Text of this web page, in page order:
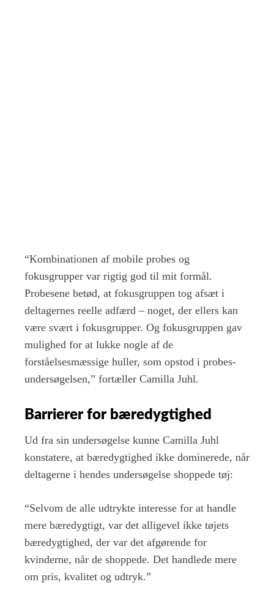
“Kombinationen af mobile probes og
fokusgrupper var rigtig god til mit formål.
Probesene betød, at fokusgruppen tog afsæt i
deltagernes reelle adfærd – noget, der ellers kan
være svært i fokusgrupper. Og fokusgruppen gav
mulighed for at lukke nogle af de
forståelsesmæssige huller, som opstod i probes-
undersøgelsen,” fortæller Camilla Juhl.
Barrierer for bæredygtighed
Ud fra sin undersøgelse kunne Camilla Juhl
konstatere, at bæredygtighed ikke dominerede, når
deltagerne i hendes undersøgelse shoppede tøj:
“Selvom de alle udtrykte interesse for at handle
mere bæredygtigt, var det alligevel ikke tøjets
bæredygtighed, der var det afgørende for
kvinderne, når de shoppede. Det handlede mere
om pris, kvalitet og udtryk.”